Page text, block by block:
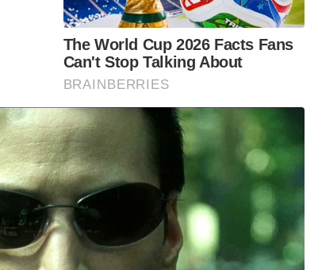
The World Cup 2026 Facts Fans
Can't Stop Talking About
BRAINBERRIES